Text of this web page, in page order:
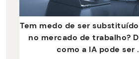
Tem medo de ser
no mercado de trabalho?
como a IA pode ser